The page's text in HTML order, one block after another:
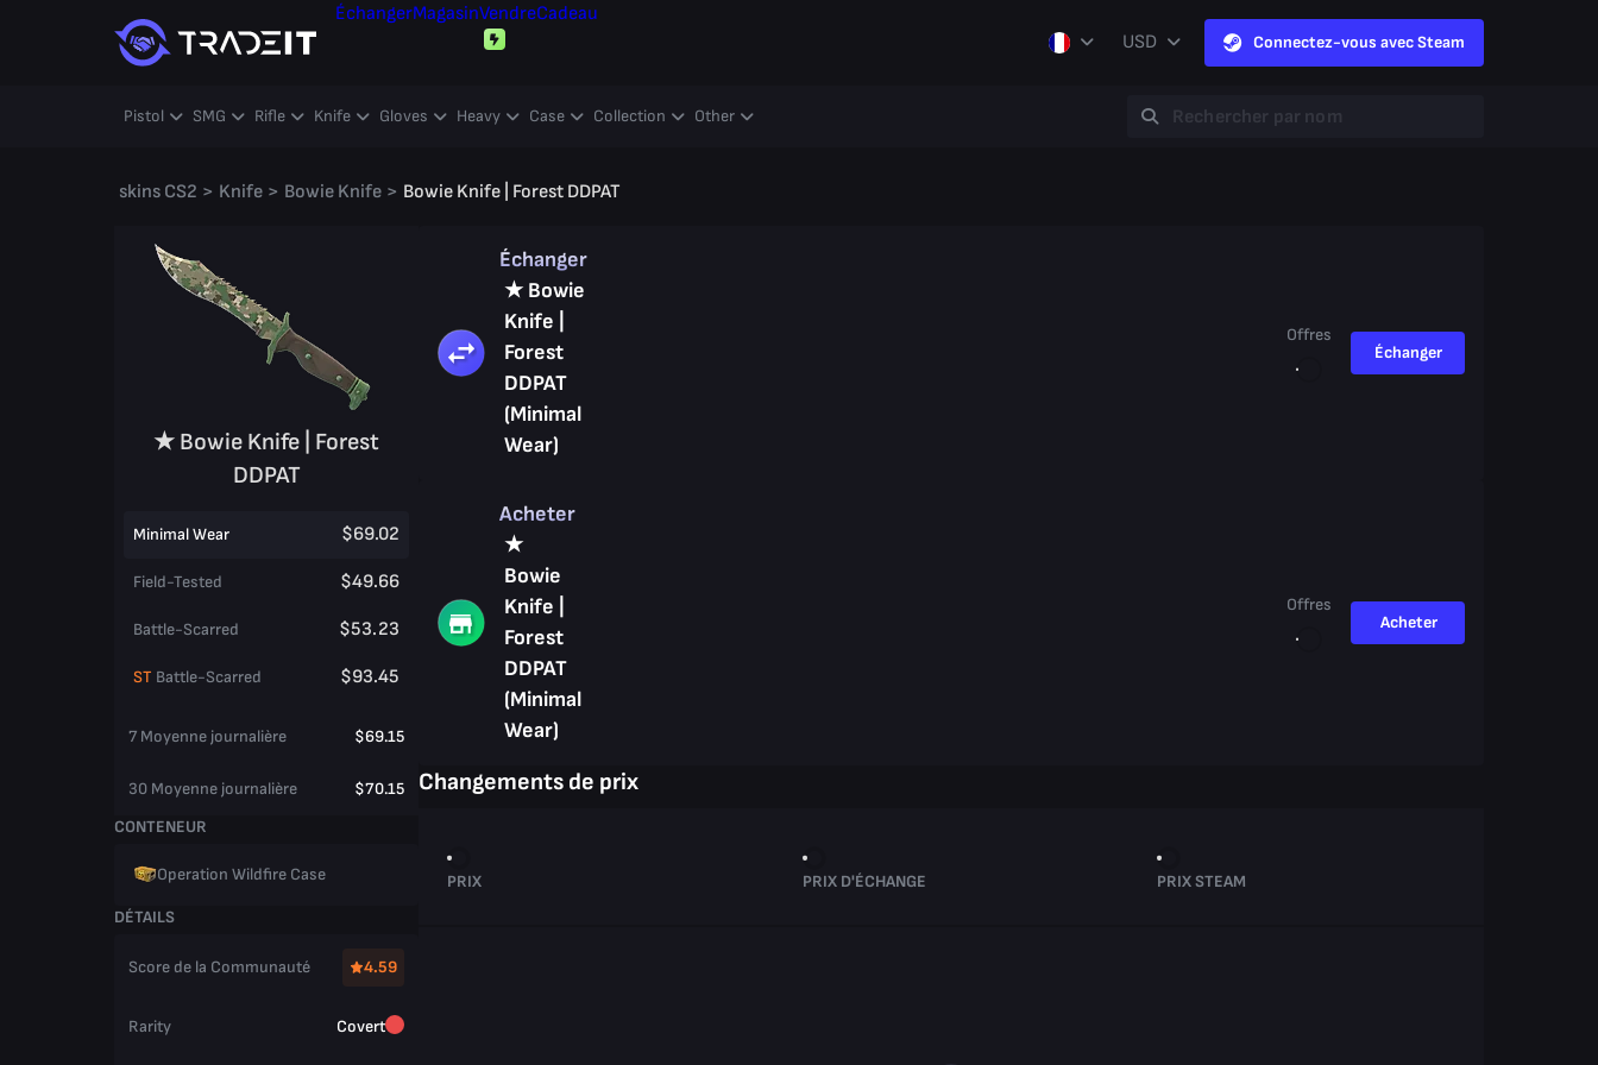
ÉchangerMagasinVendreCadeau
USD
Connectez-vous avec Steam
Pistol SMG Rifle Knife Gloves Heavy Case Collection Other
skins CS2 > Knife > Bowie Knife > Bowie Knife | Forest DDPAT
★ Bowie Knife | Forest
DDPAT
Minimal Wear $69.02
Field-Tested $49.66
Battle-Scarred $53.23
ST Battle-Scarred $93.45
7 Moyenne journalière $69.15
30 Moyenne journalière
$70.15
CONTENEUR
Operation Wildfire Case
DÉTAILS
Score de la Communauté 4.59
Rarity Covert
Échanger
★ Bowie
Knife |
Forest
DDPAT
(Minimal
Wear)
Offres
Échanger
Acheter
★
Bowie
Knife |
Forest
DDPAT
(Minimal
Wear)
Offres
Acheter
Changements de prix
PRIX PRIX D'ÉCHANGE PRIX STEAM